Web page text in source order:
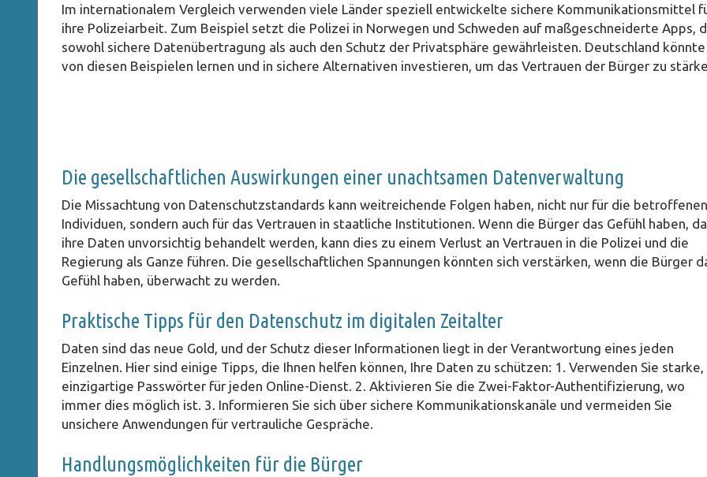
Im internationalem Vergleich verwenden viele Länder speziell entwickelte sichere Kommunikationsmittel
ihre Polizeiarbeit. Zum Beispiel setzt die Polizei in Norwegen und Schweden auf maßgeschneiderte Apps,
sowohl sichere Datenübertragung als auch den Schutz der Privatsphäre gewährleisten. Deutschland könnte
von diesen Beispielen lernen und in sichere Alternativen investieren, um das Vertrauen der Bürger zu
Die gesellschaftlichen Auswirkungen einer unachtsamen Datenverwaltung
Die Missachtung von Datenschutzstandards kann weitreichende Folgen haben, nicht nur für die betroffenen
Individuen, sondern auch für das Vertrauen in staatliche Institutionen. Wenn die Bürger das Gefühl haben,
ihre Daten unvorsichtig behandelt werden, kann dies zu einem Verlust an Vertrauen in die Polizei und die
Regierung als Ganze führen. Die gesellschaftlichen Spannungen könnten sich verstärken, wenn die Bürger
Gefühl haben, überwacht zu werden.
Praktische Tipps für den Datenschutz im digitalen Zeitalter
Daten sind das neue Gold, und der Schutz dieser Informationen liegt in der Verantwortung eines jeden
Einzelnen. Hier sind einige Tipps, die Ihnen helfen können, Ihre Daten zu schützen: 1. Verwenden Sie starke,
einzigartige Passwörter für jeden Online-Dienst. 2. Aktivieren Sie die Zwei-Faktor-Authentifizierung, wo
immer dies möglich ist. 3. Informieren Sie sich über sichere Kommunikationskanäle und vermeiden Sie
unsichere Anwendungen für vertrauliche Gespräche.
Handlungsmöglichkeiten für die Bürger